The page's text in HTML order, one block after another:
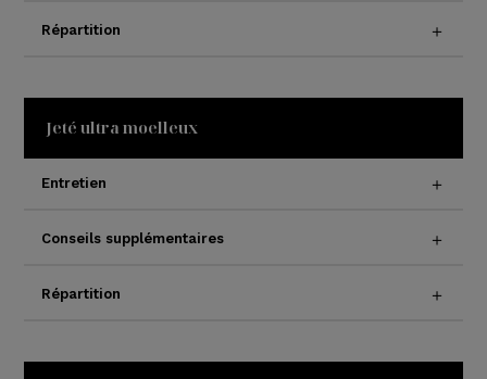
Répartition
Jeté ultra moelleux
Entretien
Conseils supplémentaires
Répartition